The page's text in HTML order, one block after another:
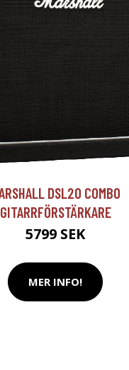
DSL20 COMBO
GITARRFÖRSTÄRKARE
5799 SEK
MER INFO!